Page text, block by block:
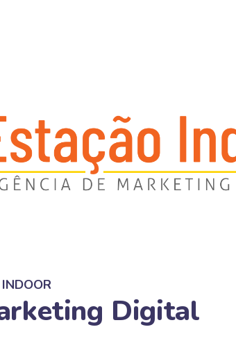
Digital